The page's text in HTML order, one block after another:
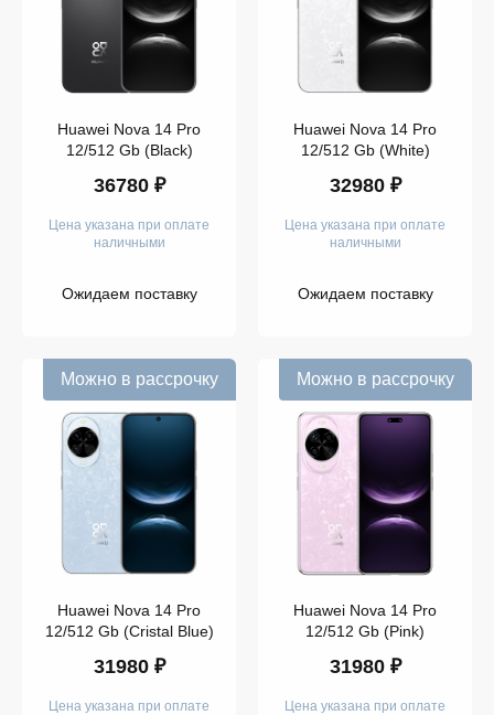
Huawei
80
Huawei
Mate
Huawei
XT
Huawei
Huawei
Pura
Huawei
Nova
Huawei
Nova
14
Pro
Цвет
GB
512
GB
Huawei Nova 14 Pro
12/512 Gb (Black)
36780 ₽
Цена указана при оплате
наличными
Ожидаем поставку
Huawei Nova 14 Pro
12/512 Gb (White)
32980 ₽
Цена указана при оплате
наличными
Ожидаем поставку
Можно в рассрочку
Huawei Nova 14 Pro
12/512 Gb (Cristal Blue)
31980 ₽
Цена указана при оплате
Можно в рассрочку
Huawei Nova 14 Pro
12/512 Gb (Pink)
31980 ₽
Цена указана при оплате